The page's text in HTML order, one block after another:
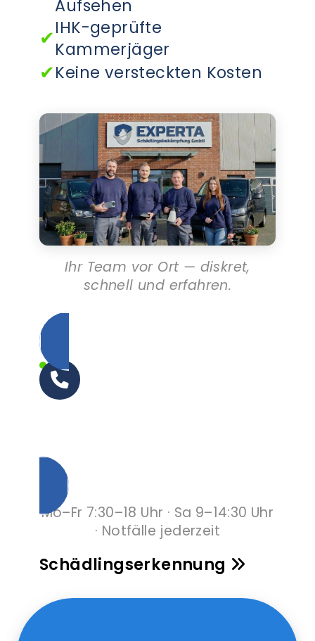
Aufsehen
✔IHK-geprüfte
Kammerjäger
✔Keine versteckten Kosten
Ihr Team vor Ort — diskret,
schnell und erfahren.
Mo–Fr 7:30–18 Uhr · Sa 9–14:30 Uhr
· Notfälle jederzeit
Schädlingserkennung